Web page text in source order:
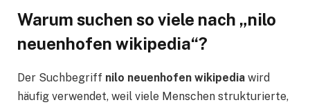
Warum suchen so viele nach „nilo
neuenhofen wikipedia“?
Der Suchbegriff nilo neuenhofen wikipedia wird
häufig verwendet, weil viele Menschen strukturierte,